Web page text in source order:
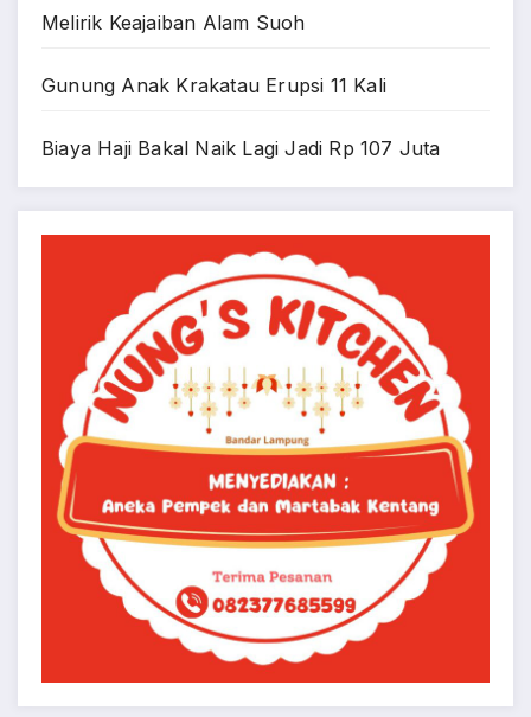
Melirik Keajaiban Alam Suoh
Gunung Anak Krakatau Erupsi 11 Kali
Biaya Haji Bakal Naik Lagi Jadi Rp 107 Juta